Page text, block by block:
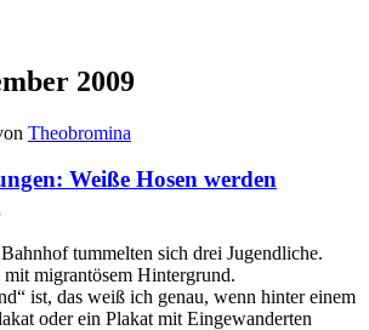
2009
Theobromina
Weiße Hosen werden
tummelten sich drei Jugendliche.
migrantösem Hintergrund.
ist, das weiß ich genau, wenn hinter einem
oder ein Plakat mit Eingewanderten